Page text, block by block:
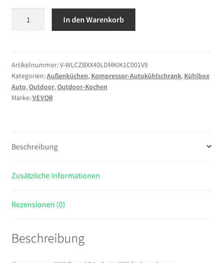
L,
Auto
Kühlschrank
aus
Gefrierbox
App-
12
DC,
In den Warenkorb
Artikelnummer:V-WLCZBXX40LDMKIK1C001V9
Kategorien:Außenküchen, Kompressor-Autokühlschrank, Kühlbox
Auto,Outdoor,Outdoor-Kochen
Marke:VEVOR
Beschreibung
Zusätzliche Informationen
Rezensionen (0)
Beschreibung